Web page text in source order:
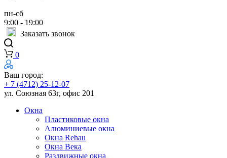
пн-сб
9:00 - 19:00
Заказать звонок
0
Ваш город:
+ 7 (4712) 25-12-07
ул. Союзная 63г, офис 201
Окна
Пластиковые окна
Алюминиевые окна
Окна Rehau
Окна Века
Раздвижные окна